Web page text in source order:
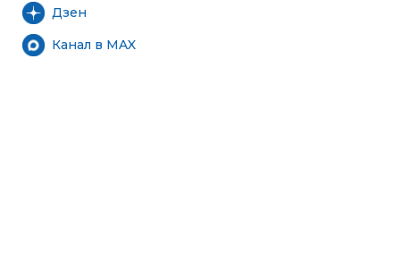
Дзен
Канал в MAX